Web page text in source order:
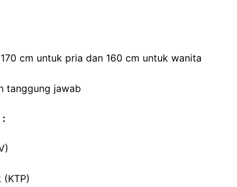
cm untuk pria dan 160 cm untuk wanita
tanggung jawab
:
(KTP)